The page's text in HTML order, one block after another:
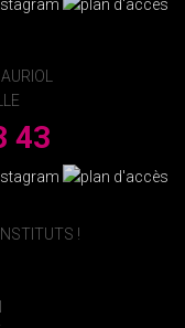
43
!